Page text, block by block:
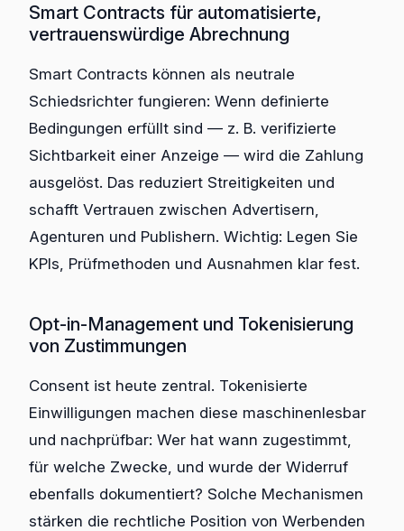
Smart Contracts für automatisierte,
vertrauenswürdige Abrechnung
Smart Contracts können als neutrale
Schiedsrichter fungieren: Wenn definierte
Bedingungen erfüllt sind — z. B. verifizierte
Sichtbarkeit einer Anzeige — wird die Zahlung
ausgelöst. Das reduziert Streitigkeiten und
schafft Vertrauen zwischen Advertisern,
Agenturen und Publishern. Wichtig: Legen Sie
KPIs, Prüfmethoden und Ausnahmen klar fest.
Opt-in-Management und Tokenisierung
von Zustimmungen
Consent ist heute zentral. Tokenisierte
Einwilligungen machen diese maschinenlesbar
und nachprüfbar: Wer hat wann zugestimmt,
für welche Zwecke, und wurde der Widerruf
ebenfalls dokumentiert? Solche Mechanismen
stärken die rechtliche Position von Werbenden